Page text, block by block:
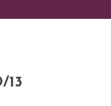
13